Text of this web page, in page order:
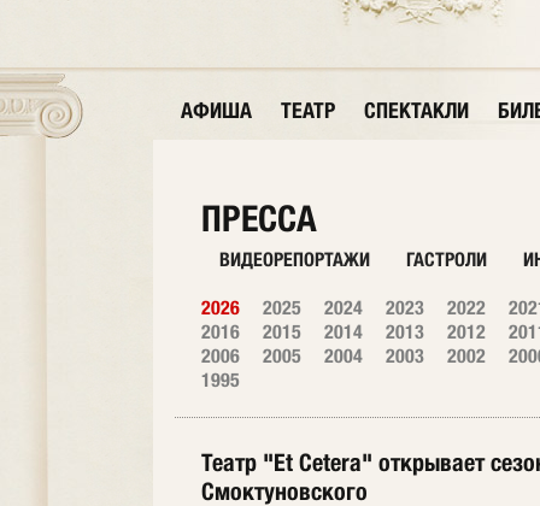
АФИША ТЕАТР СПЕКТАКЛИ
ПРЕССА
ВИДЕОРЕПОРТАЖИ ГАСТРОЛИ
2026 2025 2024 2023 2022
2016
2015 2014 2013 2012
2006
2005 2004 2003 2002
1995
Театр "Et Cetera" открывает
Смоктуновского